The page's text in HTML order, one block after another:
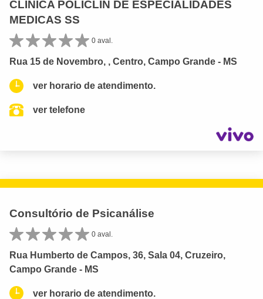
CLINICA POLICLIN DE ESPECIALIDADES
MEDICAS SS
0 aval.
Rua 15 de Novembro, , Centro, Campo Grande - MS
ver horario de atendimento.
ver telefone
Consultório de Psicanálise
0 aval.
Rua Humberto de Campos, 36, Sala 04, Cruzeiro,
Campo Grande - MS
ver horario de atendimento.